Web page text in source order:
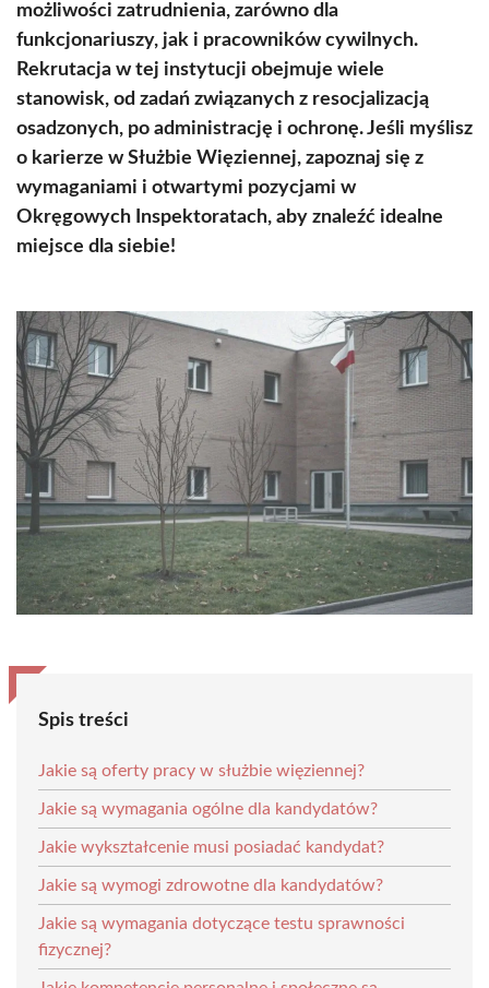
możliwości zatrudnienia, zarówno dla
funkcjonariuszy, jak i pracowników cywilnych.
Rekrutacja w tej instytucji obejmuje wiele
stanowisk, od zadań związanych z resocjalizacją
osadzonych, po administrację i ochronę. Jeśli myślisz
o karierze w Służbie Więziennej, zapoznaj się z
wymaganiami i otwartymi pozycjami w
Okręgowych Inspektoratach, aby znaleźć idealne
miejsce dla siebie!
Spis treści
Jakie są oferty pracy w służbie więziennej?
Jakie są wymagania ogólne dla kandydatów?
Jakie wykształcenie musi posiadać kandydat?
Jakie są wymogi zdrowotne dla kandydatów?
Jakie są wymagania dotyczące testu sprawności
fizycznej?